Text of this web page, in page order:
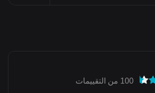
100 من التقييمات